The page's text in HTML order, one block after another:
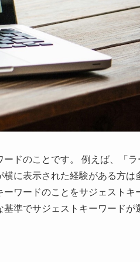
ドのことです。 例えば、「ラ
横に表示された経験がある方は
ワードのことをサジェストキ
準でサジェストキーワードが